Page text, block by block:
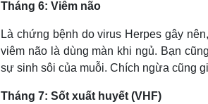
Tháng 6: Viêm não
Là chứng bệnh do virus Herpes gây
viêm não là dùng màn khi ngủ. Bạn
sự sinh sôi của muỗi. Chích ngừa cũng
Tháng 7: Sốt xuất huyết (VHF)